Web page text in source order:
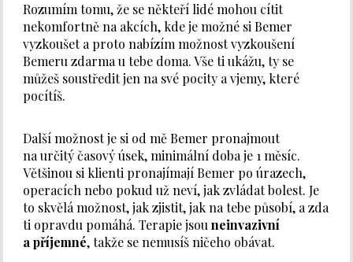
Rozumím tomu, že se někteří lidé mohou cítit
nekomfortně na akcích, kde je možné si Bemer
vyzkoušet a proto nabízím možnost vyzkoušení
Bemeru zdarma u tebe doma. Vše ti ukážu, ty se
můžeš soustředit jen na své pocity a vjemy, které
pocítíš.
Další možnost je si od mě Bemer pronajmout
na určitý časový úsek, minimální doba je 1 měsíc.
Většinou si klienti pronajímají Bemer po úrazech,
operacích nebo pokud už neví, jak zvládat bolest. Je
to skvělá možnost, jak zjistit, jak na tebe působí, a zda
ti opravdu pomáhá. Terapie jsouneinvazivní
a příjemné, takže se nemusíš ničeho obávat.